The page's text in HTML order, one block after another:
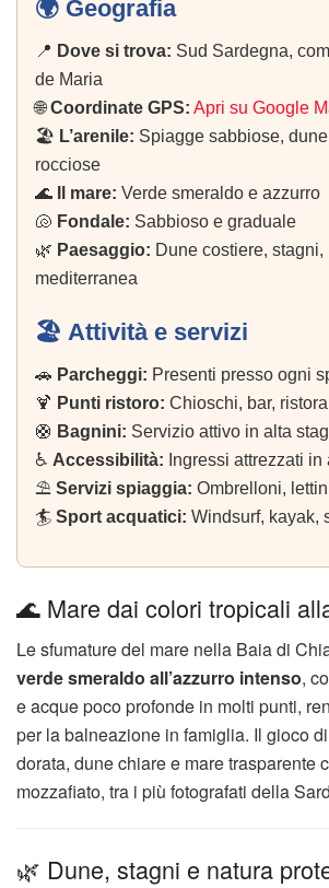
🌍 Geografia
📍 Dove si trova: Sud Sardegna,
de Maria
🌐Coordinate GPS: Apri su Google
🏖️ L’arenile: Spiagge sabbiose,
rocciose
🌊
Il mare: Verde smeraldo e azzurro
🐚 Fondale: Sabbioso e graduale
🌿 Paesaggio: Dune costiere, stagni,
mediterranea
🏖️ Attività e servizi
🚗 Parcheggi: Presenti presso ogni
🍹 Punti ristoro: Chioschi, bar,
🛟 Bagnini: Servizio attivo in alta
♿ Accessibilità: Ingressi attrezzati
⛱️ Servizi spiaggia: Ombrelloni,
🏄 Sport acquatici: Windsurf, kayak,
🌊 Mare dai colori tropicali
Le sfumature del mare nella Baia di
verde smeraldo all’azzurro intenso,
e acque poco profonde in molti punti,
per la balneazione in famiglia. Il gioco
dorata, dune chiare e mare trasparente
mozzafiato, tra i più fotografati della
🌿 Dune, stagni e natura